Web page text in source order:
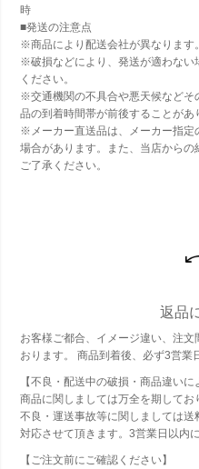
時
■発送の注意点
※商品により配送会社が異なります。
※破損などにより、発送が適わない
ください。
※交通機関の不具合や悪天候などそ
品の到着時間帯が前後することがあ
※メーカー直送品は、メーカー指定
場合があります。また、当店からの
ご了承ください。
返品
お客様ご都合、イメージ違い、注
おります。 商品到着後、必ず3営業
【不良・配送中の破損・商品違いに
商品に関しましては万全を期して
不良・運送事故等に関しましては
対応させて頂きます。3営業日以内
【ご注文前にご確認ください】